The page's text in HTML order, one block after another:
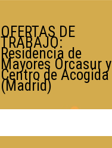
OFERTAS DE
TRABAJO:
Residencia de
Mayores Orcasur y
Centro de Acogida
(Madrid)